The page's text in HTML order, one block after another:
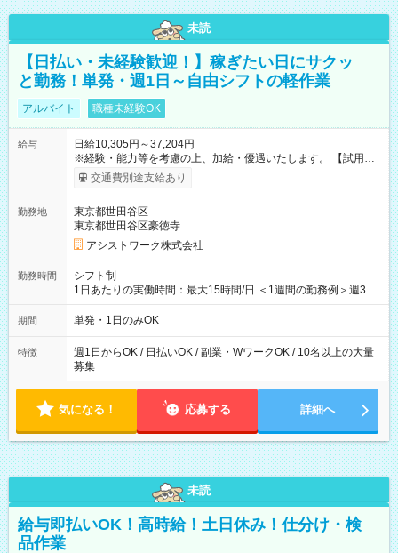
未読
【日払い・未経験歓迎！】稼ぎたい日にサクッ
と勤務！単発・週1日～自由シフトの軽作業
アルバイト 職種未経験OK
給与
日給10,305円～37,204円
※経験・能力等を考慮の上、加給・優遇いたします。 【試用期
間】試用期間なし
交通費別途支給あり
勤務地
東京都世田谷区
東京都世田谷区豪徳寺
アシストワーク株式会社
勤務時間
シフト制
1日あたりの実働時間：最大15時間/日 ＜1週間の勤務例＞週3回
勤務 勤務：月・水・金 休み：火・木・土・日 好きな時にお仕事
可能です！ ※1日あたりの最大実働時間は日勤、夜勤共に勤務し
期間 単発・1日のみOK
特徴
週1日からOK / 日払いOK / 副業・WワークOK / 10名以上の大量
募集
気になる！ 応募する 詳細へ
未読
給与即払いOK！高時給！土日休み！仕分け・検
品作業